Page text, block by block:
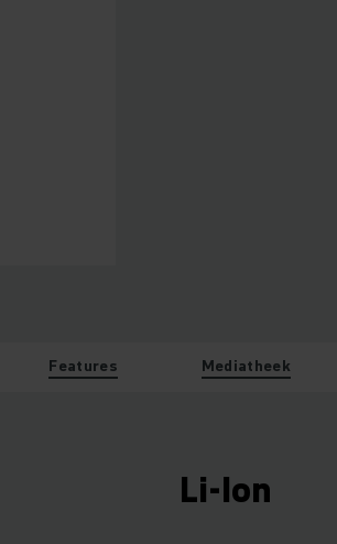
Features Mediatheek
Li-Ion